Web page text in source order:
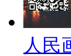
人民